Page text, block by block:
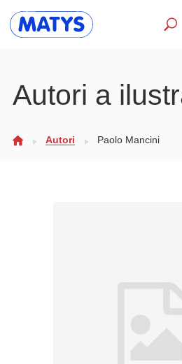
Doplnkový sortiment
Všetky
Autori a
Autori Paolo Mancini